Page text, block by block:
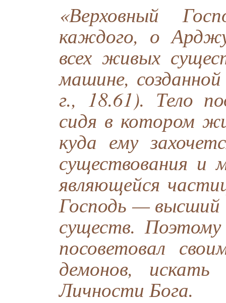
«Верховный
каждого, о
всех живых
машине,
г., 18.61). Тело
сидя в котором
куда ему
существования и
являющейся
Господь — высший
существ.
посоветовал
демонов, искать
Личности Бога.